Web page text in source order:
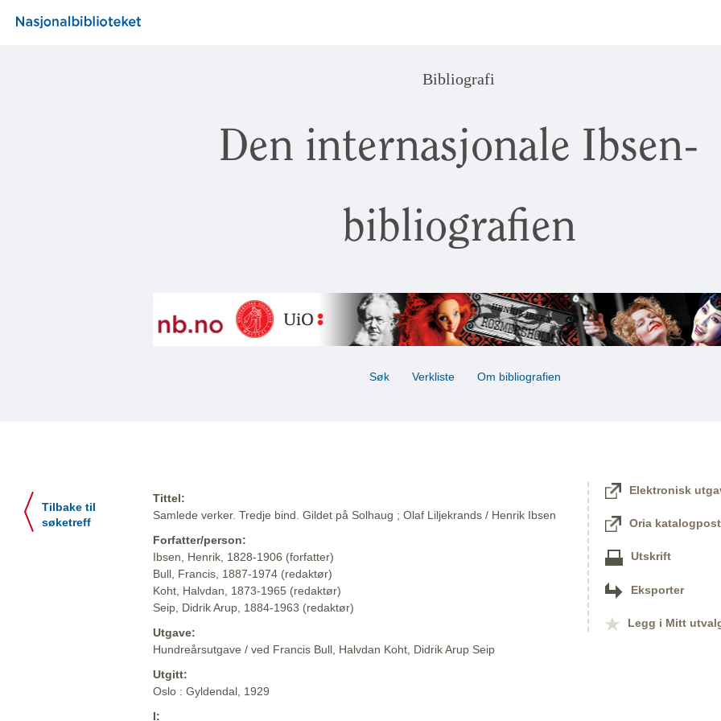
Bibliografi
Den internasjonale Ibsen-
bibliografien
Søk Verkliste Om bibliografien
Tilbake til
søketreff
Tittel:
Samlede verker. Tredje bind. Gildet på Solhaug ; Olaf Liljekrands / Henrik Ibsen
Forfatter/person:
Ibsen, Henrik, 1828-1906 (forfatter)
Bull, Francis, 1887-1974 (redaktør)
Koht, Halvdan, 1873-1965 (redaktør)
Seip, Didrik Arup, 1884-1963 (redaktør)
Utgave:
Hundreårsutgave / ved Francis Bull, Halvdan Koht, Didrik Arup Seip
Utgitt:
Oslo : Gyldendal, 1929
I:
Elektronisk
Oria katalogpost
Utskrift
Eksporter
Legg i Mitt